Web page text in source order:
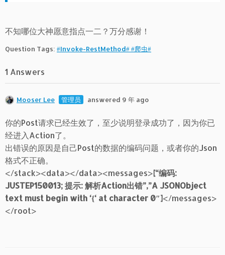
不知哪位大神愿意指点一二？万分感谢！
Question Tags: #Invoke-RestMethod# #爬虫#
1 Answers
Mooser Lee 管理员 answered 9 年 ago
你的Post请求已经生效了，至少说明登录成功了，因为你已
经进入Action了。
出错误的原因是自己Post的数据的编码问题，或者你的Json
格式不正确。
</stack><data></data><messages>[“编码:
JUSTEP150013; 提示: 解析Action出错”,”A JSONObject
text must begin with ‘{‘ at character 0″]</messages>
</root>